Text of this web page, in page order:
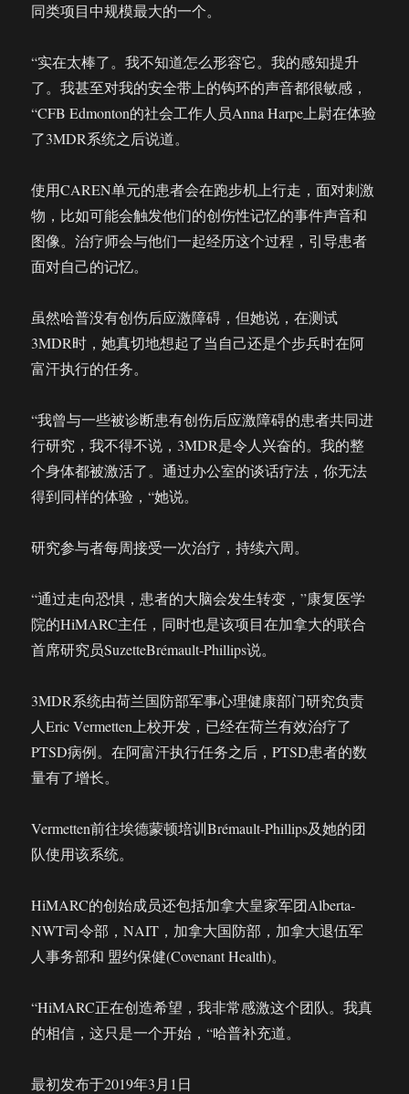
同类项目中规模最大的一个。
“实在太棒了。我不知道怎么形容它。我的感知提升
了。我甚至对我的安全带上的钩环的声音都很敏感，
“CFB Edmonton的社会工作人员Anna Harpe上尉在体验
了3MDR系统之后说道。
使用CAREN单元的患者会在跑步机上行走，面对刺激
物，比如可能会触发他们的创伤性记忆的事件声音和
图像。治疗师会与他们一起经历这个过程，引导患者
面对自己的记忆。
虽然哈普没有创伤后应激障碍，但她说，在测试
3MDR时，她真切地想起了当自己还是个步兵时在阿
富汗执行的任务。
“我曾与一些被诊断患有创伤后应激障碍的患者共同进
行研究，我不得不说，3MDR是令人兴奋的。我的整
个身体都被激活了。通过办公室的谈话疗法，你无法
得到同样的体验，“她说。
研究参与者每周接受一次治疗，持续六周。
“通过走向恐惧，患者的大脑会发生转变，”康复医学
院的HiMARC主任，同时也是该项目在加拿大的联合
首席研究员SuzetteBrémault-Phillips说。
3MDR系统由荷兰国防部军事心理健康部门研究负责
人Eric Vermetten上校开发，已经在荷兰有效治疗了
PTSD病例。在阿富汗执行任务之后，PTSD患者的数
量有了增长。
Vermetten前往埃德蒙顿培训Brémault-Phillips及她的团
队使用该系统。
HiMARC的创始成员还包括加拿大皇家军团Alberta-
NWT司令部，NAIT，加拿大国防部，加拿大退伍军
人事务部和 盟约保健(Covenant Health)。
“HiMARC正在创造希望，我非常感激这个团队。我真
的相信，这只是一个开始，“哈普补充道。
最初发布于2019年3月1日